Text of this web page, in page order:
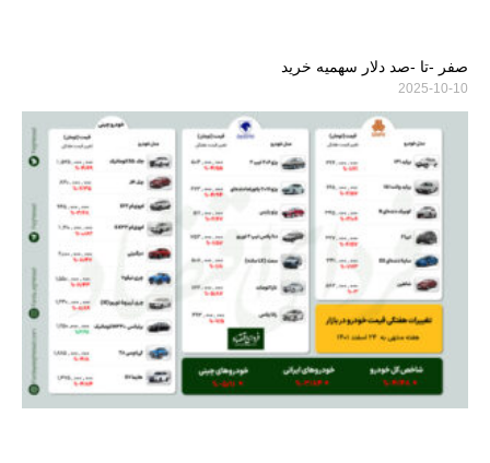
صفر -تا -صد دلار سهمیه خرید
2025-10-10